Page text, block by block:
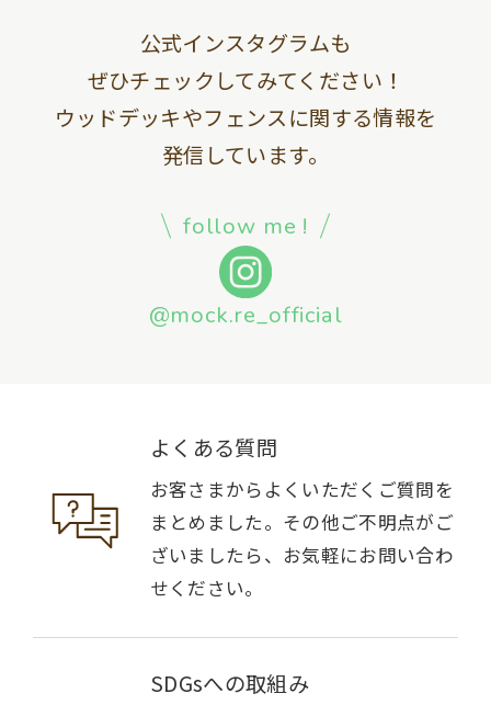
公式インスタグラムも
ぜひチェックしてみてください！
ウッドデッキやフェンスに関する情報を
発信しています。
follow me !
@mock.re_official
よくある質問
お客さまからよくいただくご質問を
まとめました。その他ご不明点がご
ざいましたら、お気軽にお問い合わ
せください。
SDGsへの取組み